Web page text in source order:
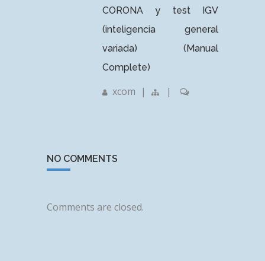
CORONA y test IGV
(inteligencia general
variada) (Manual
Complete)
xcom | |
NO COMMENTS
Comments are closed.